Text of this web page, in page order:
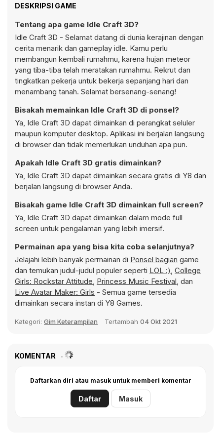
DESKRIPSI GAME
Tentang apa game Idle Craft 3D?
Idle Craft 3D - Selamat datang di dunia kerajinan dengan
cerita menarik dan gameplay idle. Kamu perlu
membangun kembali rumahmu, karena hujan meteor
yang tiba-tiba telah meratakan rumahmu. Rekrut dan
tingkatkan pekerja untuk bekerja sepanjang hari dan
menambang tanah. Selamat bersenang-senang!
Bisakah memainkan Idle Craft 3D di ponsel?
Ya, Idle Craft 3D dapat dimainkan di perangkat seluler
maupun komputer desktop. Aplikasi ini berjalan langsung
di browser dan tidak memerlukan unduhan apa pun.
Apakah Idle Craft 3D gratis dimainkan?
Ya, Idle Craft 3D dapat dimainkan secara gratis di Y8 dan
berjalan langsung di browser Anda.
Bisakah game Idle Craft 3D dimainkan full screen?
Ya, Idle Craft 3D dapat dimainkan dalam mode full
screen untuk pengalaman yang lebih imersif.
Permainan apa yang bisa kita coba selanjutnya?
Jelajahi lebih banyak permainan di Ponsel bagian game
dan temukan judul-judul populer seperti LOL :), College
Girls: Rockstar Attitude, Princess Music Festival, dan
Live Avatar Maker: Girls - Semua game tersedia
dimainkan secara instan di Y8 Games.
Kategori: Gim Keterampilan Tertambah 04 Okt 2021
KOMENTAR
Daftarkan diri atau masuk untuk memberi komentar
Daftar Masuk